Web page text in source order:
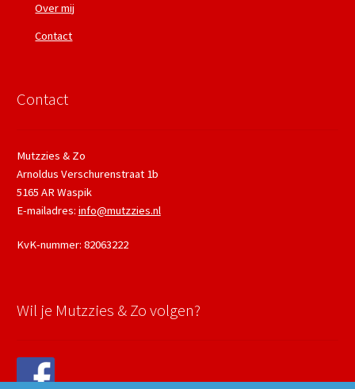
Over mij
Contact
Contact
Mutzzies & Zo
Arnoldus Verschurenstraat 1b
5165 AR Waspik
E-mailadres: info@mutzzies.nl
KvK-nummer: 82063222
Wil je Mutzzies & Zo volgen?